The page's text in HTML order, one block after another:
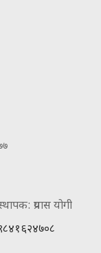
प्रयास योगी